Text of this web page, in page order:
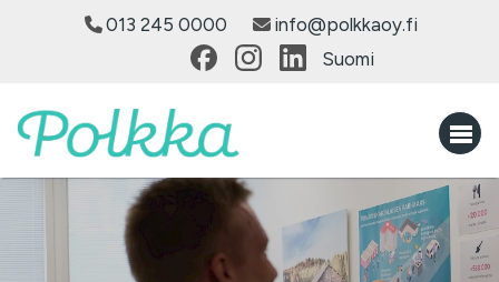
013 245 0000
info@polkkaoy.fi
Suomi